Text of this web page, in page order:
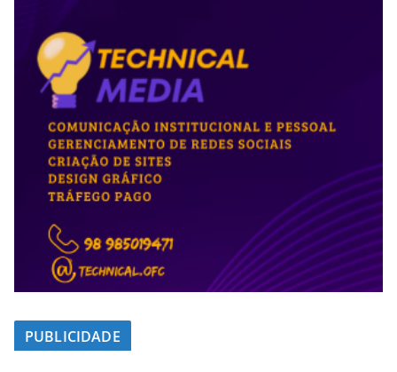
PUBLICIDADE